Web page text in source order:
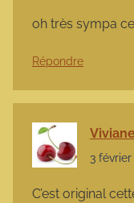
oh très sympa
Répondre
3
C’est original